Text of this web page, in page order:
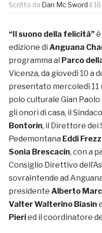
Scritto da Dan Mc Sword il
“Il suono della felicità”
edizione di Anguana
programma al Parco
Vicenza, da giovedì 10 a
presentato mercoledì 11
polo culturale Gian
gli onori di casa, il
Bontorin, il Direttore dei
Pedemontana Eddi
Sonia Brescacin, con a
Consiglio Direttivo
sovraintende ad
presidente Alberto
Valter Walterino Biasin
Pieried il coordinatore